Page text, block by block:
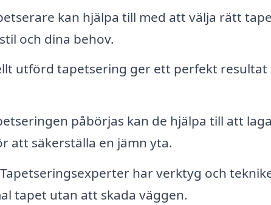
kan hjälpa till med att välja rätt
och dina behov.
utförd tapetsering ger ett perfekt resultat
påbörjas kan de hjälpa till att laga
att säkerställa en jämn yta.
Tapetseringsexperter har verktyg och
tapet utan att skada väggen.